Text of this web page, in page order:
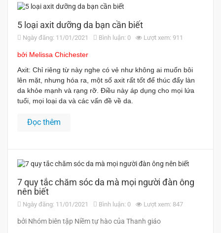
5 loại axit dưỡng da bạn cần biết
Ngày đăng: 11/01/2021 Bình luận: 0 Lượt xem: 911
bởi Melissa Chichester
Axit: Chỉ riêng từ này nghe có vẻ như không ai muốn bôi
lên mặt, nhưng hóa ra, một số axit rất tốt để thúc đẩy làn
da khỏe mạnh và rạng rỡ. Điều này áp dụng cho mọi lứa
tuổi, mọi loại da và các vấn đề về da.
Đọc thêm
7 quy tắc chăm sóc da mà mọi người đàn ông
nên biết
Ngày đăng: 11/01/2021 Bình luận: 0 Lượt xem: 847
bởi Nhóm biên tập Niềm tự hào của Thanh giáo